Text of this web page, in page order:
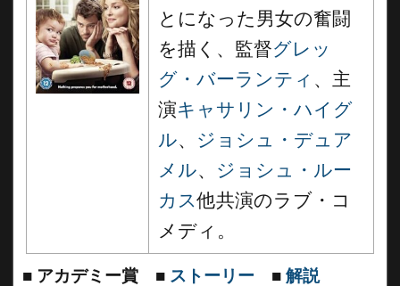
とになった男女の奮闘
を描く、監督グレッ
グ・バーランティ 、主
演キャサリン・ハイグ
ル、 ジョシュ・デュア
メル、 ジョシュ・ルー
カス他共演のラブ・コ
メディ。
■ アカデミー賞 ■ ストーリー ■ 解説